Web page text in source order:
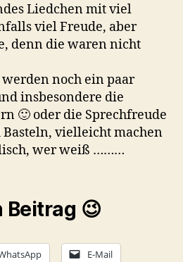
Liedchen mit viel
viel Freude, aber
denn die waren nicht
noch ein paar
insbesondere die
🙂 oder die Sprechfreude
Basteln, vielleicht machen
wer weiß ………
Beitrag 😉
E-Mail